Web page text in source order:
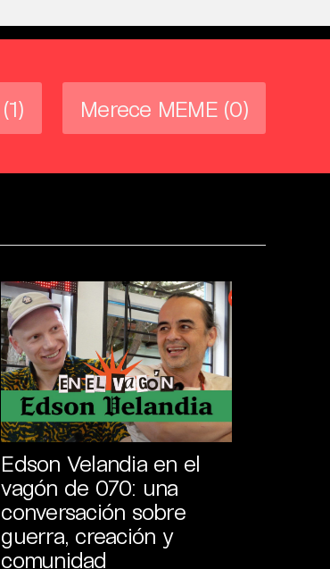
(1) Merece MEME (0)
Edson Velandia en el
vagón de 070: una
conversación sobre
guerra, creación y
comunidad